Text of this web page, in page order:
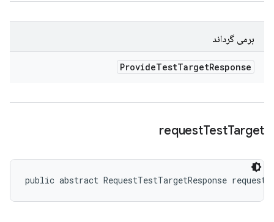
برمی گرداند
ProvideTestTargetResponse
requestTestTarget
public abstract RequestTestTargetResponse